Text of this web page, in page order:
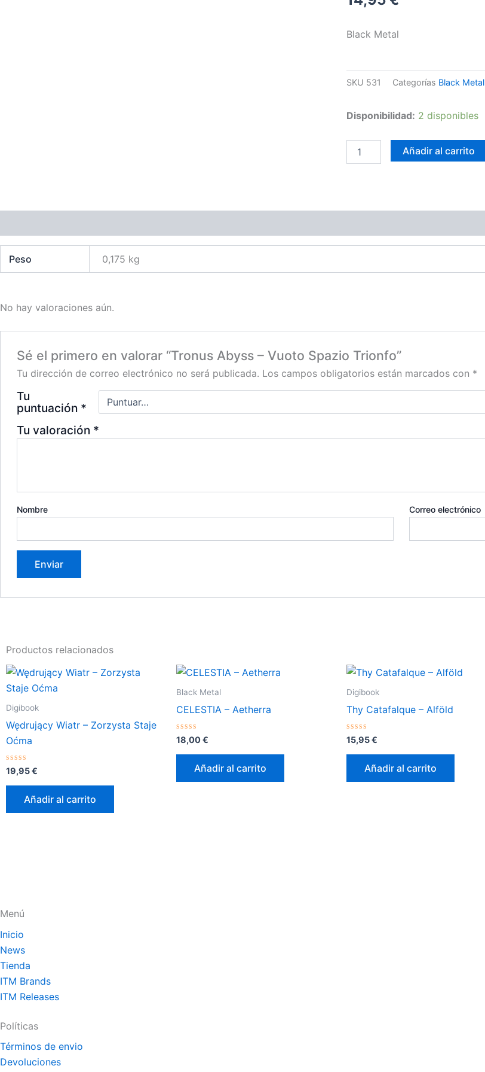
Black Metal
SKU 531 Categorías Black Metal
Disponibilidad: 2 disponibles
Tronus
Abyss
Vuoto
Añadir al carrito
Peso 0,175 kg
No hay valoraciones aún.
Sé el primero en valorar “Tronus Abyss – Vuoto Spazio Trionfo”
Tu dirección de correo electrónico no será publicada. Los campos obligatorios están marcados con *
Tu
puntuación *
Tu valoración *
Nombre Correo electrónico
Productos relacionados
Digibook
Wędrujący Wiatr – Zorzysta Staje
Oćma
Valorado
con
0
19,95€
Añadir al carrito
Black Metal
CELESTIA – Aetherra
Valorado
con
0
18,00€
Añadir al carrito
Digibook
Thy Catafalque – Alföld
Valorado
con
0
15,95€
Añadir al carrito
Menú
Inicio
News
Tienda
ITM Brands
ITM Releases
Políticas
Términos de envio
Devoluciones